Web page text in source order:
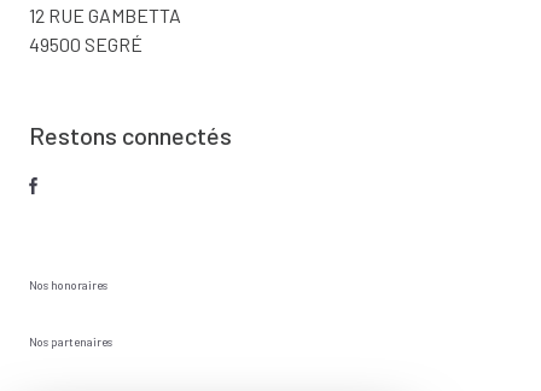
12 RUE GAMBETTA
49500 SEGRÉ
Restons connectés
Nos honoraires
Nos partenaires